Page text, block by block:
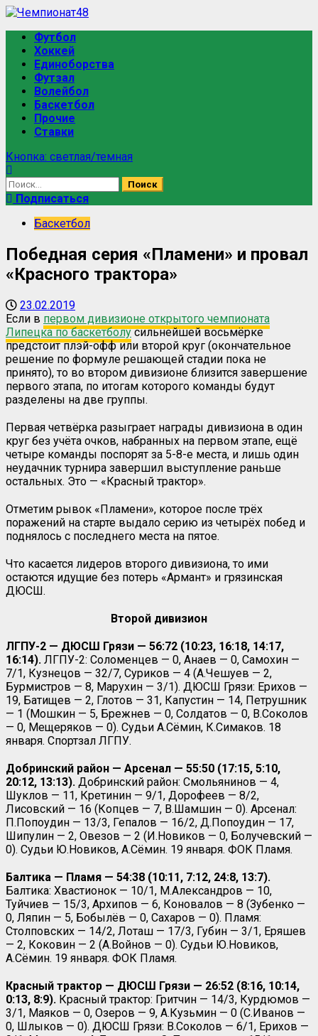
Футбол
Хоккей
Единоборства
Футзал
Волейбол
Баскетбол
Прочие
Ставки
Кнопка: светлая/темная
Подписаться
Баскетбол
Победная серия «Пламени» и провал
«Красного трактора»
23.02.2019
Если в первом дивизионе открытого чемпионата
Липецка по баскетболусильнейшей восьмёрке
предстоит плэй-офф или второй круг (окончательное
решение по формуле решающей стадии пока не
принято), то во втором дивизионе близится завершение
первого этапа, по итогам которого команды будут
разделены на две группы.
Первая четвёрка разыграет награды дивизиона в один
круг без учёта очков, набранных на первом этапе, ещё
четыре команды поспорят за 5-8-е места, и лишь один
неудачник турнира завершил выступление раньше
остальных. Это — «Красный трактор».
Отметим рывок «Пламени», которое после трёх
поражений на старте выдало серию из четырёх побед и
поднялось с последнего места на пятое.
Что касается лидеров второго дивизиона, то ими
остаются идущие без потерь «Армант» и грязинская
ДЮСШ.
Второй дивизион
ЛГПУ-2 — ДЮСШ Грязи — 56:72 (10:23, 16:18, 14:17,
16:14). ЛГПУ-2: Соломенцев — 0, Анаев — 0, Самохин —
7/1, Кузнецов — 32/7, Суриков — 4 (А.Чешуев — 2,
Бурмистров — 8, Марухин — 3/1). ДЮСШ Грязи: Ерихов —
19, Батищев — 2, Глотов — 31, Капустин — 14, Петрушник
— 1 (Мошкин — 5, Брежнев — 0, Солдатов — 0, В.Соколов
— 0, Мещеряков — 0). Судьи А.Сёмин, К.Симаков. 18
января. Спортзал ЛГПУ.
Добринский район — Арсенал — 55:50 (17:15, 5:10,
20:12, 13:13). Добринский район: Смольянинов — 4,
Шуклов — 11, Кретинин — 9/1, Дорофеев — 8/2,
Лисовский — 16 (Копцев — 7, В.Шамшин — 0). Арсенал:
П.Попоудин — 13/3, Гепалов — 16/2, Д.Попоудин — 17,
Шипулин — 2, Овезов — 2 (И.Новиков — 0, Болучевский —
0). Судьи Ю.Новиков, А.Сёмин. 19 января. ФОК Пламя.
Балтика — Пламя — 54:38 (10:11, 7:12, 24:8, 13:7).
Балтика: Хвастионок — 10/1, М.Александров — 10,
Туйчиев — 15/3, Архипов — 6, Коновалов — 8 (Зубенко —
0, Ляпин — 5, Бобылёв — 0, Сахаров — 0). Пламя:
Столповских — 14/2, Лоташ — 17/3, Губин — 3/1, Еряшев
— 2, Коковин — 2 (А.Войнов — 0). Судьи Ю.Новиков,
А.Сёмин. 19 января. ФОК Пламя.
Красный трактор — ДЮСШ Грязи — 26:52 (8:16, 10:14,
0:13, 8:9). Красный трактор: Гритчин — 14/3, Курдюмов —
3/1, Маяков — 0, Озеров — 9, А.Кузьмин — 0 (С.Иванов —
0, Шлыков — 0). ДЮСШ Грязи: В.Соколов — 6/1, Ерихов —